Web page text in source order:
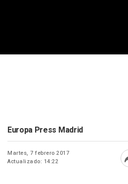
Europa Press Madrid
Martes, 7 febrero 2017
Actualizado: 14:22